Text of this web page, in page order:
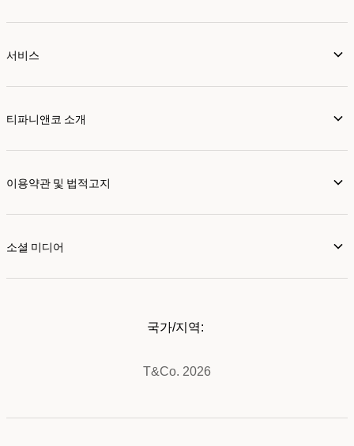
서비스
티파니앤코 소개
이용약관 및 법적고지
소셜 미디어
T&Co. 2026
국가/지역: